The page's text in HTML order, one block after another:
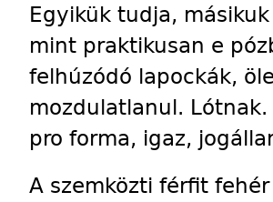
Egyikük tudja,
mint praktikusan e
felhúzódó lapockák,
mozdulatlanul.
pro forma, igaz,
A szemközti férfit